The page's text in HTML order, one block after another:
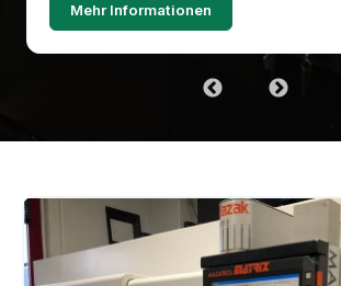
Mehr Informationen